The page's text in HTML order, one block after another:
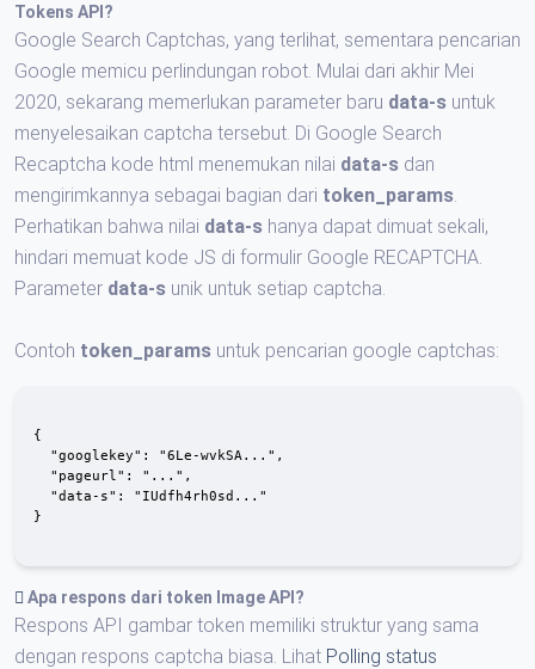
Tokens API?
Google Search Captchas, yang terlihat, sementara pencarian
Google memicu perlindungan robot. Mulai dari akhir Mei
2020, sekarang memerlukan parameter baru data-s untuk
menyelesaikan captcha tersebut. Di Google Search
Recaptcha kode html menemukan nilai data-s dan
mengirimkannya sebagai bagian dari token_params
Perhatikan bahwa nilai data-s hanya dapat dimuat sekali,
hindari memuat kode JS di formulir Google RECAPTCHA.
Parameter data-s unik untuk setiap captcha.
Contoh token_params untuk pencarian google captchas:
{
  "googlekey": "6Le-wvkSA...",
  "pageurl": "...",
  "data-s": "IUdfh4rh0sd..."
}
Apa respons dari token Image API ?
Respons API gambar token memiliki struktur yang sama
dengan respons captcha biasa. Lihat Polling status